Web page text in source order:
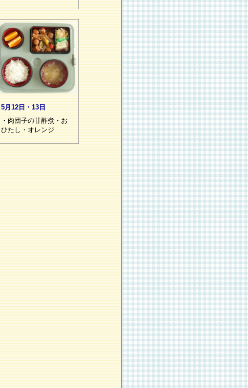
5月12日・13日
・肉団子の甘酢煮・お
ひたし・オレンジ